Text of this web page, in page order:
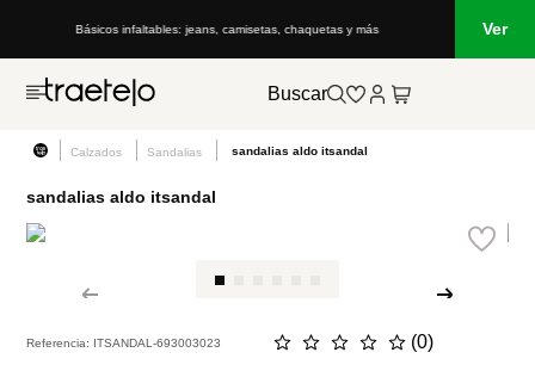
Básicos infaltables: jeans, camisetas, chaquetas y más Ver
Buscar
Calzados Sandalias sandalias aldo itsandal
sandalias aldo itsandal
Referencia: ITSANDAL-693003023 ☆ ☆ ☆ ☆ ☆ (0)